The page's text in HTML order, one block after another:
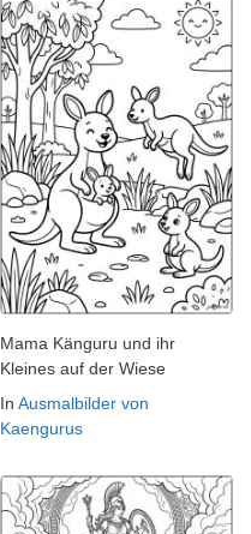
Mama Känguru und ihr
Kleines auf der Wiese
In Ausmalbilder von
Kaengurus